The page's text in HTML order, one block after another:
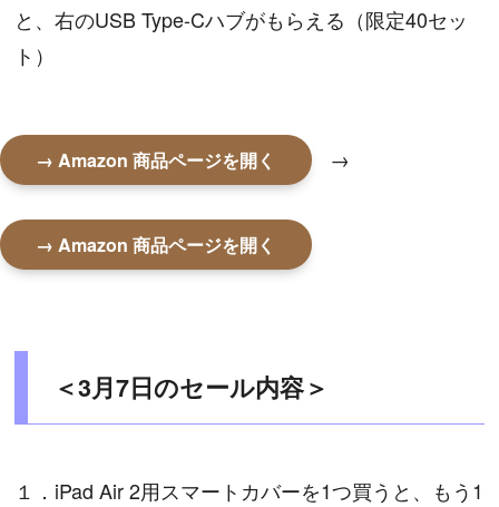
と、右のUSB Type-Cハブがもらえる（限定40セッ
ト）
→ Amazon 商品ページを開く →
→ Amazon 商品ページを開く
＜3月7日のセール内容＞
１．iPad Air 2用スマートカバーを1つ買うと、もう1